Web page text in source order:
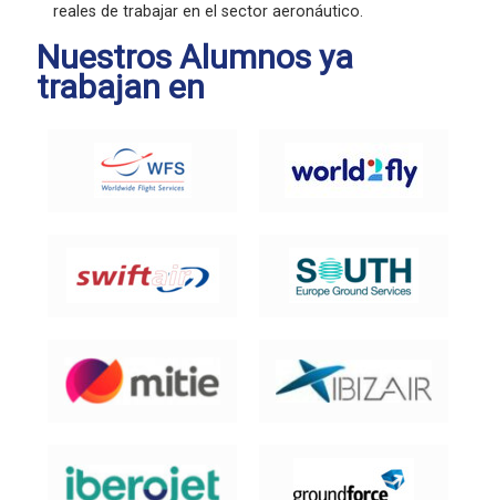
reales de trabajar en el sector aeronáutico.
Nuestros Alumnos ya
trabajan en